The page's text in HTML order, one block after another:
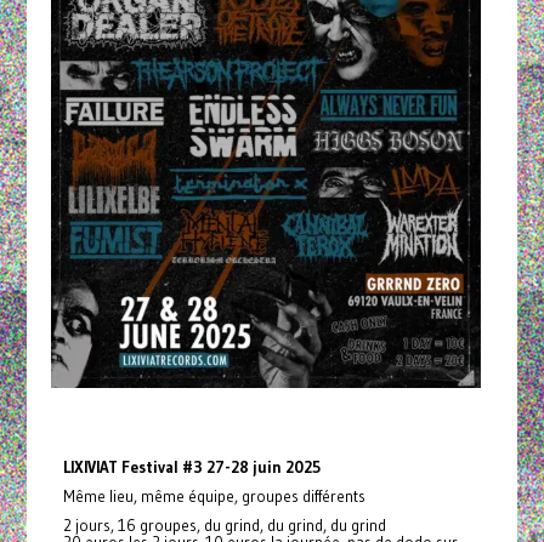
LIXIVIAT Festival #3 27-28 juin 2025
Même lieu, même équipe, groupes différents
2 jours, 16 groupes, du grind, du grind, du grind